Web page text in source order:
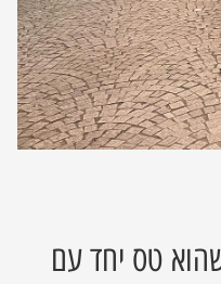
טס יחד עם